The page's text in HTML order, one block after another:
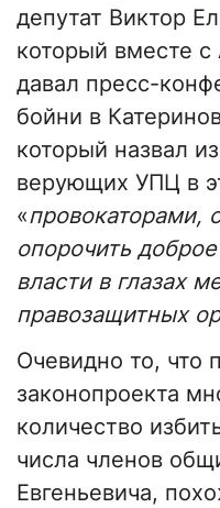
депутат Виктор
который вместе
давал пресс-
бойни в
который назвал
верующих УПЦ в
«провокаторами,
опорочить
власти в глазах
правозащитных
Очевидно то, что
законопроекта
количество
числа членов
Евгеньевича,